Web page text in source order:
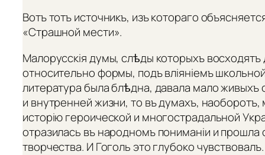
Вотъ тотъ источникъ, изъ котораго
«Страшной мести».
Малорусскія думы, слѣды которыхъ восходятъ
относительно формы, подъ вліяніемъ
литература была блѣдна, давала мало живыхъ
и внутренней жизни, то въ думахъ,
исторію героической и многострадальной
отразилась въ народномъ пониманіи и прошла
творчества. И Гоголь это глубоко